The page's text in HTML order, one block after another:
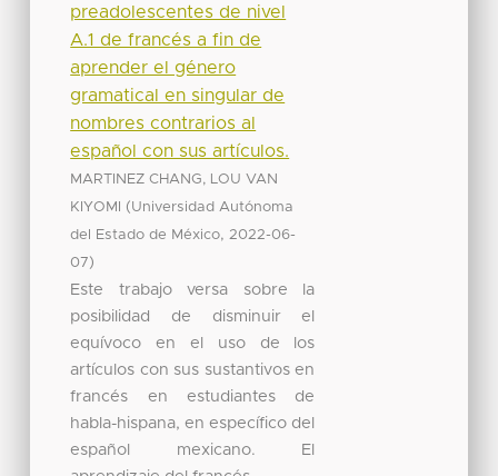
preadolescentes de nivel
A.1 de francés a fin de
aprender el género
gramatical en singular de
nombres contrarios al
español con sus artículos.
MARTINEZ CHANG, LOU VAN
KIYOMI
(Universidad Autónoma
del Estado de México, 2022-06-
07)
Este trabajo versa sobre la
posibilidad de disminuir el
equívoco en el uso de los
artículos con sus sustantivos en
francés en estudiantes de
habla-hispana, en específico del
español mexicano. El